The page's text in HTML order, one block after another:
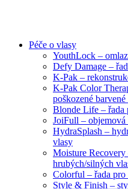
Péče o vlasy
YouthLock –
Defy Damage –
K-Pak –
K-Pak Color
poškozené
Blonde Life – řada
JoiFull – objemová
HydraSplash –
vlasy
Moisture Recovery
hrubých/silných
Colorful – řada pro
Style & Finish –